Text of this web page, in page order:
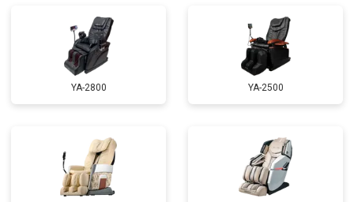
Замена сетевого трансформатора от 4500 ₽ Заказать
Ремонт микро-лифта от 5500 ₽
YA-2800 YA-2500